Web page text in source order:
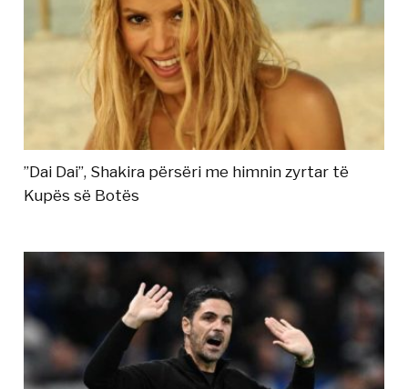
”Dai Dai”, Shakira përsëri me himnin zyrtar të
Kupës së Botës